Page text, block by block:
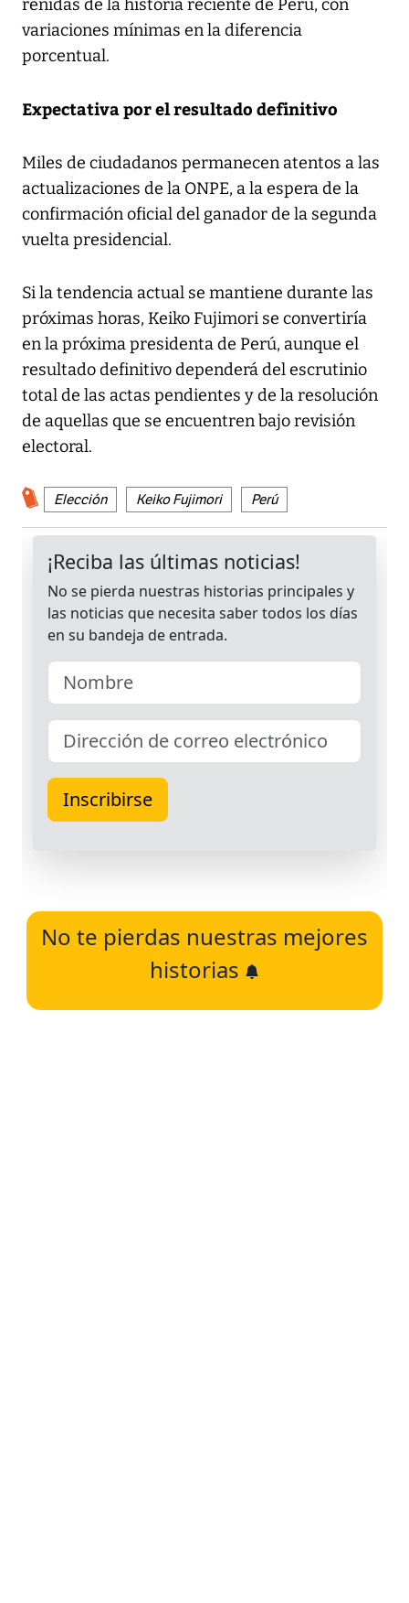
reñidas de la historia reciente de Perú, con
variaciones mínimas en la diferencia
porcentual.
Expectativa por el resultado definitivo
Miles de ciudadanos permanecen atentos a las
actualizaciones de la ONPE, a la espera de la
confirmación oficial del ganador de la segunda
vuelta presidencial.
Si la tendencia actual se mantiene durante las
próximas horas, Keiko Fujimori se convertiría
en la próxima presidenta de Perú, aunque el
resultado definitivo dependerá del escrutinio
total de las actas pendientes y de la resolución
de aquellas que se encuentren bajo revisión
electoral.
Elección Keiko Fujimori Perú
No te pierdas nuestras mejores
historias